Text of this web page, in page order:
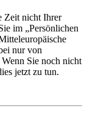
Zeit nicht Ihrer
im „Persönlichen
nur von
Sie noch nicht
jetzt zu tun.